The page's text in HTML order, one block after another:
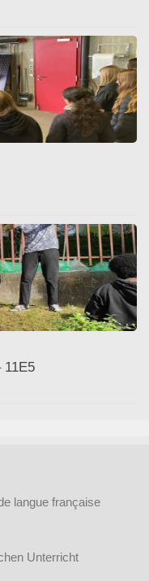
11E5
langue française
Unterricht